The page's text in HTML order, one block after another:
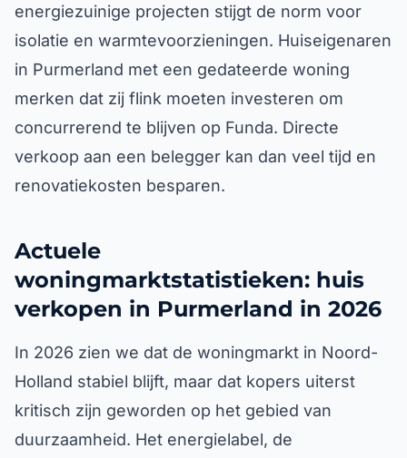
energiezuinige projecten stijgt de norm voor
isolatie en warmtevoorzieningen. Huiseigenaren
in Purmerland met een gedateerde woning
merken dat zij flink moeten investeren om
concurrerend te blijven op Funda. Directe
verkoop aan een belegger kan dan veel tijd en
renovatiekosten besparen.
Actuele
woningmarktstatistieken: huis
verkopen in Purmerland in 2026
In 2026 zien we dat de woningmarkt in Noord-
Holland stabiel blijft, maar dat kopers uiterst
kritisch zijn geworden op het gebied van
duurzaamheid. Het energielabel, de